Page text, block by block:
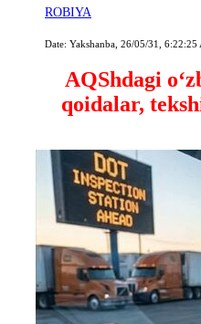
ROBIYA
Date: Yakshanba, 26/05/31, 6:22:25
AQShdagi
qoidalar,